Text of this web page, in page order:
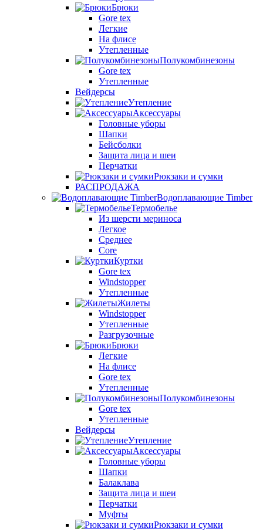
Брюки
Gore tex
Легкие
На флисе
Утепленные
Полукомбинезоны
Gore tex
Утепленные
Вейдерсы
Утепление
Аксессуары
Головные уборы
Шапки
Бейсболки
Защита лица и шеи
Перчатки
Рюкзаки и сумки
РАСПРОДАЖА
Водоплавающие Timber
Термобелье
Из шерсти мериноса
Легкое
Среднее
Core
Куртки
Gore tex
Windstopper
Утепленные
Жилеты
Windstopper
Утепленные
Разгрузочные
Брюки
Легкие
На флисе
Gore tex
Утепленные
Полукомбинезоны
Gore tex
Утепленные
Вейдерсы
Утепление
Аксессуары
Головные уборы
Шапки
Балаклава
Защита лица и шеи
Перчатки
Муфты
Рюкзаки и сумки